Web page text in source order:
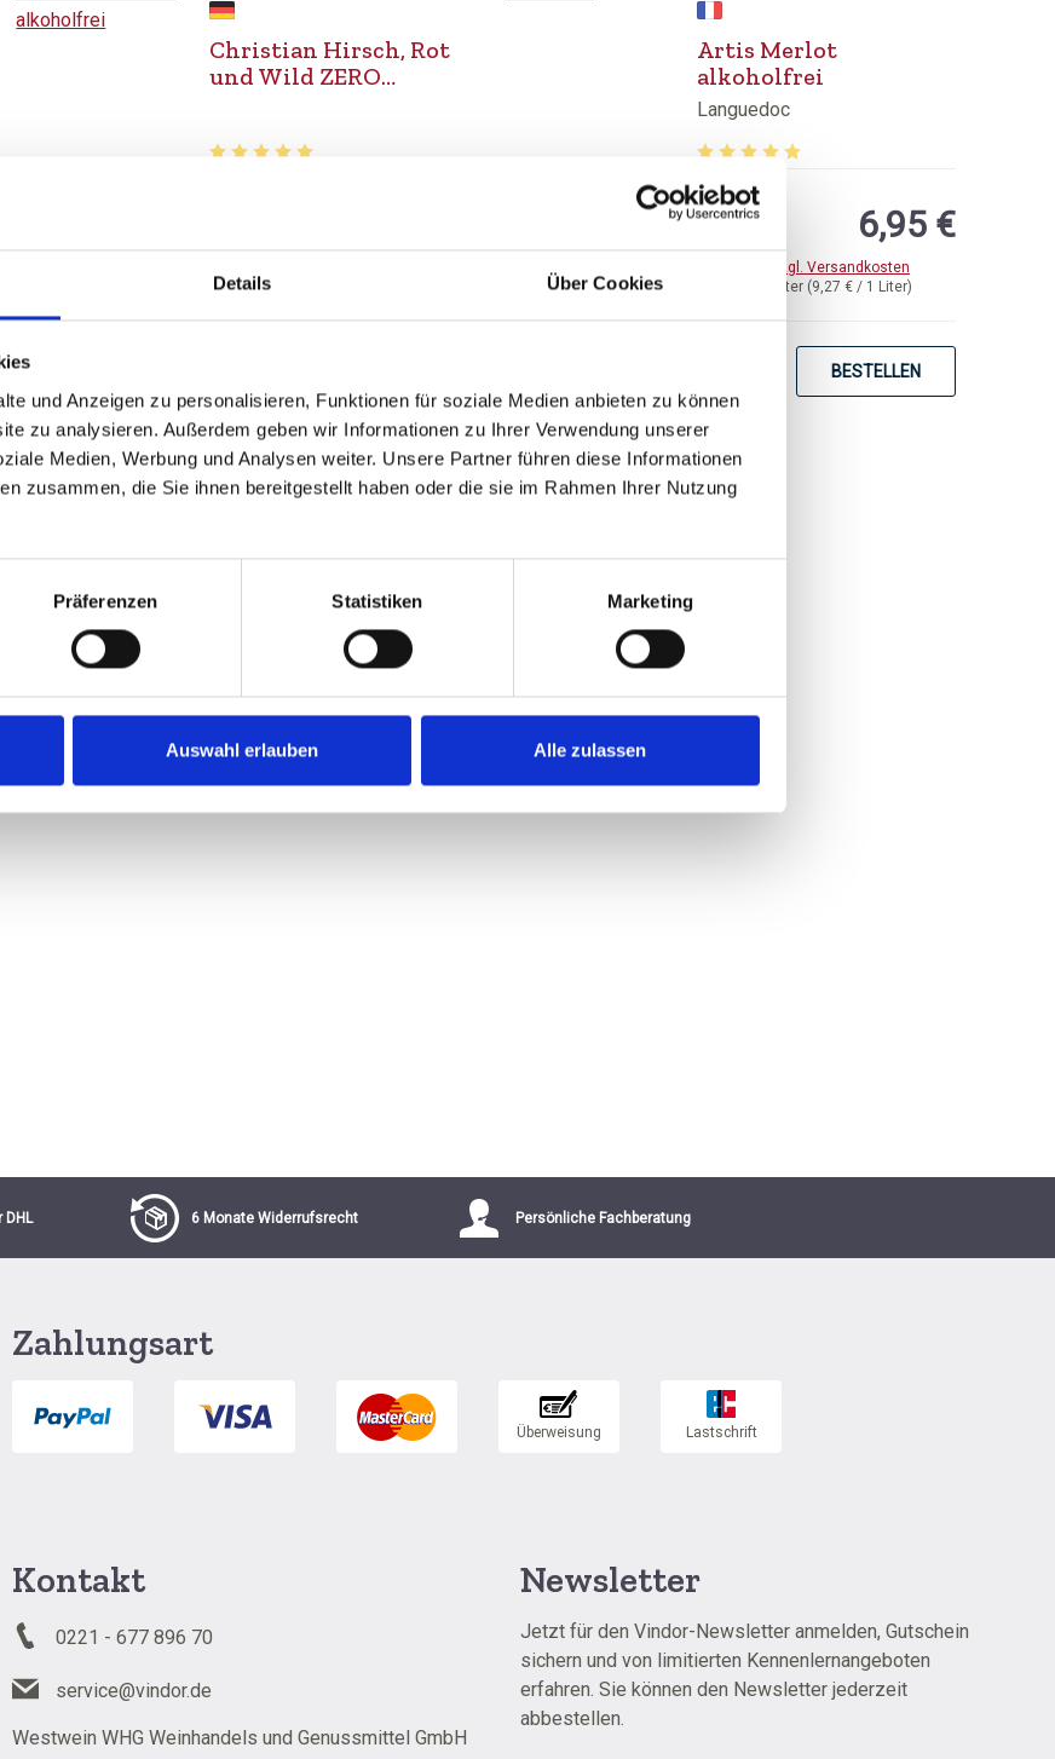
Details Über Cookies
und Anzeigen zu personalisieren, Funktionen für soziale Medien anbieten zu können
zu analysieren. Außerdem geben wir Informationen zu Ihrer Verwendung unserer
Medien, Werbung und Analysen weiter. Unsere Partner führen diese Informationen
zusammen, die Sie ihnen bereitgestellt haben oder die sie im Rahmen Ihrer Nutzung
Präferenzen Statistiken Marketing
Auswahl erlauben Alle zulassen
Christian Hirsch, Rot
und Wild ZERO
Inhalt:0,75 Liter
Artis Merlot
alkoholfrei
Languedoc
Durchschnittliche Bewertung von 5 von 5
0,75 Liter (9,27 € / 1 Liter)
zzgl. Versandkosten
6,95 €
BESTELLEN
von 5 Sternen
DHL 6 Monate Widerrufsrecht Persönliche Fachberatung
Zahlungsart
Kontakt
0221 - 677 896 70
service@vindor.de
Westwein WHG Weinhandels und Genussmittel GmbH
Newsletter
Jetzt für den Vindor-Newsletter anmelden, Gutschein
sichern und von limitierten Kennenlernangeboten
erfahren. Sie können den Newsletter jederzeit
abbestellen.